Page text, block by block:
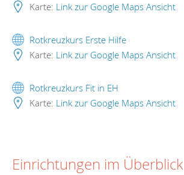
Karte: Link zur Google Maps Ansicht
Rotkreuzkurs Erste Hilfe
Karte: Link zur Google Maps Ansicht
Rotkreuzkurs Fit in EH
Karte: Link zur Google Maps Ansicht
Einrichtungen im Überblick